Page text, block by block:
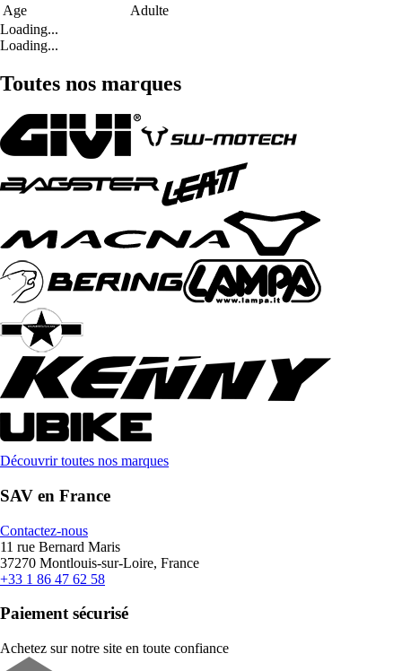
Age
Adulte
Loading...
Loading...
Toutes nos marques
Découvrir toutes nos marques
SAV en France
Contactez-nous
11 rue Bernard Maris
37270 Montlouis-sur-Loire, France
+33 1 86 47 62 58
Paiement sécurisé
Achetez sur notre site en toute confiance